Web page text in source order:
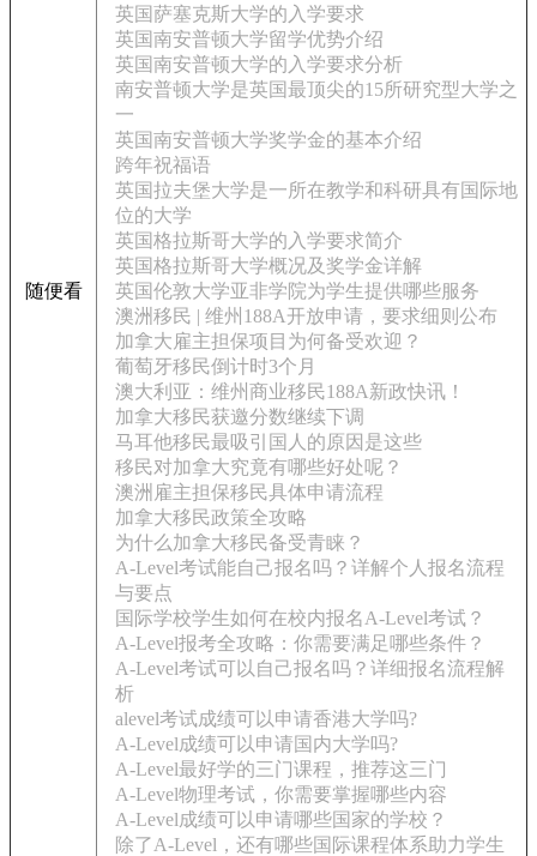
随便看
英国萨塞克斯大学的入学要求
英国南安普顿大学留学优势介绍
英国南安普顿大学的入学要求分析
南安普顿大学是英国最顶尖的15所研究型大学之
一
英国南安普顿大学奖学金的基本介绍
跨年祝福语
英国拉夫堡大学是一所在教学和科研具有国际地
位的大学
英国格拉斯哥大学的入学要求简介
英国格拉斯哥大学概况及奖学金详解
英国伦敦大学亚非学院为学生提供哪些服务
澳洲移民 | 维州188A开放申请，要求细则公布
加拿大雇主担保项目为何备受欢迎？
葡萄牙移民倒计时3个月
澳大利亚：维州商业移民188A新政快讯！
加拿大移民获邀分数继续下调
马耳他移民最吸引国人的原因是这些
移民对加拿大究竟有哪些好处呢？
澳洲雇主担保移民具体申请流程
加拿大移民政策全攻略
为什么加拿大移民备受青睐？
A-Level考试能自己报名吗？详解个人报名流程
与要点
国际学校学生如何在校内报名A-Level考试？
A-Level报考全攻略：你需要满足哪些条件？
A-Level考试可以自己报名吗？详细报名流程解
析
alevel考试成绩可以申请香港大学吗?
A-Level成绩可以申请国内大学吗?
A-Level最好学的三门课程，推荐这三门
A-Level物理考试，你需要掌握哪些内容
A-Level成绩可以申请哪些国家的学校？
除了A-Level，还有哪些国际课程体系助力学生